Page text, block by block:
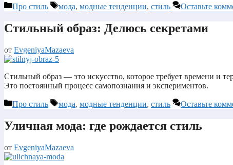
Рубрики
Про стиль Метки
мода, модные тенденции, стиль Оставьте
Стильный образ: Делюсь секретами
от EvgeniyaMazaeva
Стильный образ — это искусство, которое требует времени и
Это постоянный процесс самопознания и экспериментов.
Рубрики
Про стиль Метки
мода, модные тенденции, стиль Оставьте
Уличная мода: где рождается стиль
от EvgeniyaMazaeva